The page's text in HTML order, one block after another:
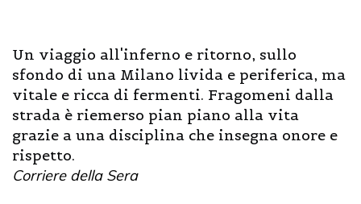
Un viaggio all'inferno e ritorno, sullo
sfondo di una Milano livida e periferica, ma
vitale e ricca di fermenti. Fragomeni dalla
strada è riemerso pian piano alla vita
grazie a una disciplina che insegna onore e
rispetto.
Corriere della Sera